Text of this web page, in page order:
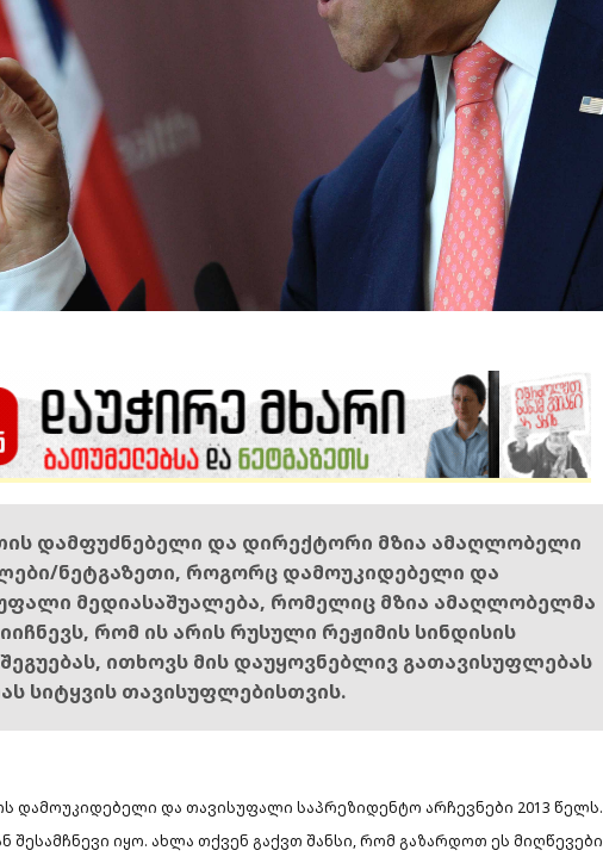
დამფუძნებელი და დირექტორი მზია ამაღლობელი
ნეტგაზეთი, როგორც დამოუკიდებელი და
მედიასაშუალება, რომელიც მზია ამაღლობელმა
რომ ის არის რუსული რეჟიმის სინდისის
ითხოვს მის დაუყოვნებლივ გათავისუფლებას
სიტყვის თავისუფლებისთვის.
და თავისუფალი საპრეზიდენტო არჩევნები 2013 წელს.
იყო. ახლა თქვენ გაქვთ შანსი, რომ გაზარდოთ ეს მიღწევები